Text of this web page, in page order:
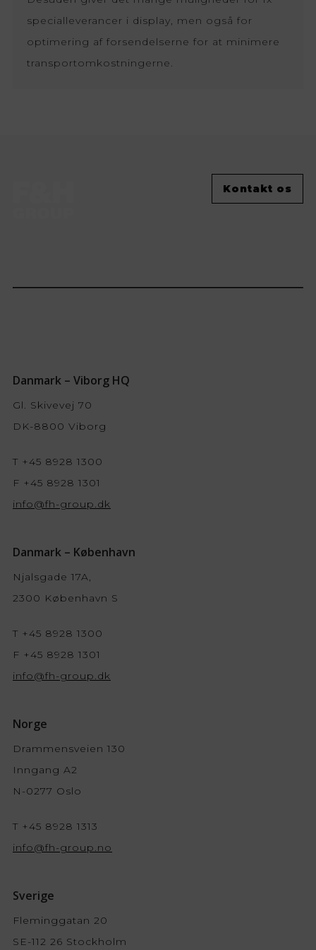
specialleverancer i display, men også for
optimering af forsendelserne for at minimere
transportomkostningerne.
Kontakt os
Danmark – Viborg HQ
Gl. Skivevej 70
DK-8800 Viborg
T +45 8928 1300
F +45 8928 1301
info@fh-group.dk
Danmark – København
Njalsgade 17A,
2300 København S
T +45 8928 1300
F +45 8928 1301
info@fh-group.dk
Norge
Drammensveien 130
Inngang A2
N-0277 Oslo
T +45 8928 1313
info@fh-group.no
Sverige
Fleminggatan 20
SE-112 26 Stockholm